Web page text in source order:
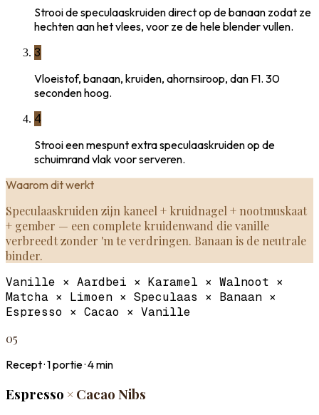
Strooi de speculaaskruiden direct op de banaan zodat ze
hechten aan het vlees, voor ze de hele blender vullen.
3
Vloeistof, banaan, kruiden, ahornsiroop, dan F1. 30
seconden hoog.
4
Strooi een mespunt extra speculaaskruiden op de
schuimrand vlak voor serveren.
Waarom dit werkt
Speculaaskruiden zijn kaneel + kruidnagel + nootmuskaat
+ gember — een complete kruidenwand die vanille
verbreedt zonder 'm te verdringen. Banaan is de neutrale
binder.
Vanille × Aardbei × Karamel × Walnoot ×
Matcha × Limoen × Speculaas × Banaan ×
Espresso × Cacao × Vanille
05
Recept ·1portie ·4min
Espresso × Cacao Nibs